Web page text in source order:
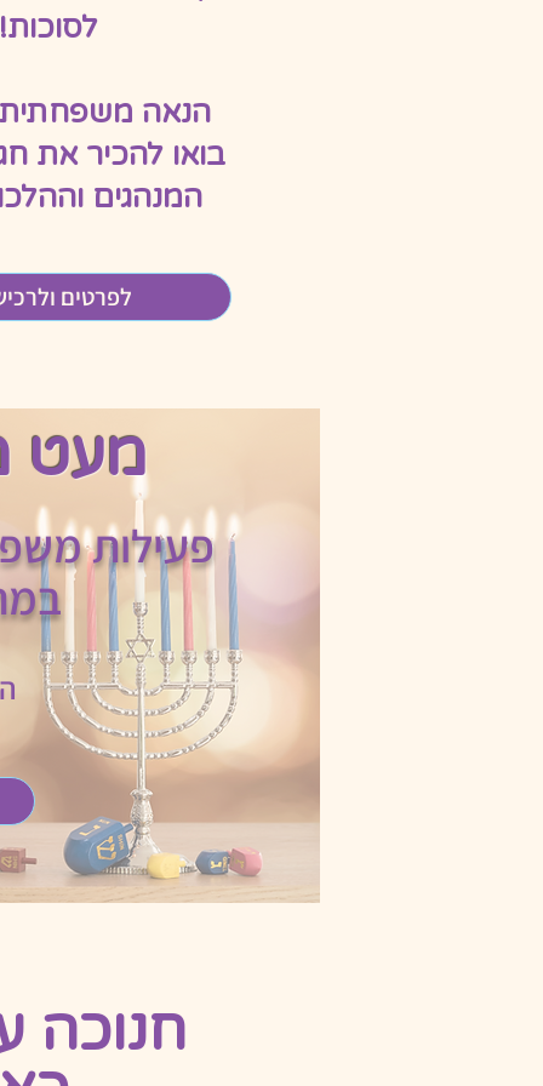
לסוכות!
הנאה
בואו להכיר את
המנהגים
לפרטים
מעט
פעילות
חנוכה